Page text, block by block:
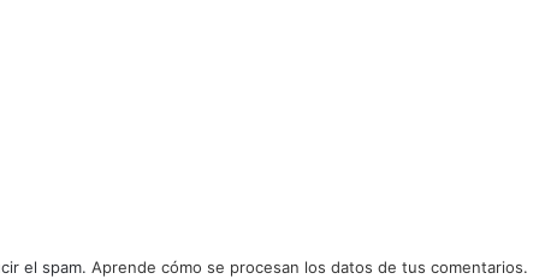
el spam. Aprende cómo se procesan los datos de tus comentarios.